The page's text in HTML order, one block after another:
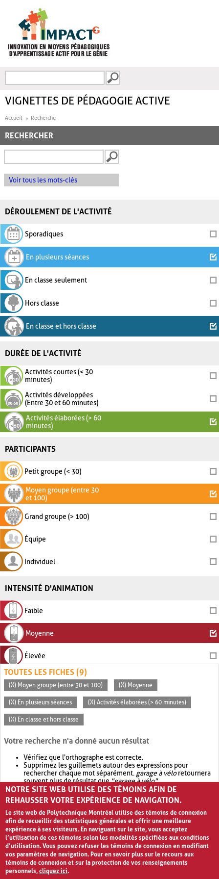
FORMULAIRE DE
VIGNETTES DE PÉDAGOGIE ACTIVE
Accueil Recherche
RECHERCHER
Voir tous les mots-clés
DÉROULEMENT DE L'ACTIVITÉ
Sporadiques
En plusieurs séances
En classe seulement
Hors classe
En classe et hors classe
DURÉE DE L'ACTIVITÉ
Activités courtes (< 30
minutes)
Activités développées
(Entre 30 et 60 minutes)
Activités élaborées (> 60
minutes)
PARTICIPANTS
Petit groupe (< 30)
Moyen groupe (entre 30
et 100)
Grand groupe (> 100)
Équipe
Individuel
INTENSITÉ D'ANIMATION
Faible
Moyenne
Élevée
TOUTES LES FICHES (9)
(X) Moyen groupe (entre 30 et 100) (X) Moyenne
(X) En plusieurs séances (X) Activités élaborées (> 60 minutes)
(X) En classe et hors classe
Votre recherche n'a donné aucun résultat
Vérifiez que l'orthographe est correcte.
Supprimez les guillemets autour des expressions pour
rechercher chaque mot séparément. garage à véloretournera
souvent plus de résultat que"garage à vélo".
Envisagez d'élargir votre recherche avec OR.garage OR vélo
retournera souvent plus de résultat quegarage à vélo
NOTRE SITE WEB UTILISE DES TÉMOINS AFIN DE
REHAUSSER VOTRE EXPÉRIENCE DE NAVIGATION.
Le site web de Polytechnique Montréal utilise des témoins de connexion
afin de recueillir des statistiques générales et offrir une meilleure
expérience à ses visiteurs. En naviguant sur le site, vous acceptez
l’utilisation de ces témoins selon les modalités spécifiées aux conditions
d’utilisation. Vous pouvez refuser les témoins de connexion en modifiant
vos paramètres de navigation. Pour en savoir plus sur le recours aux
témoins de connexion et sur la protection de vos renseignements
personnels,cliquez ici.